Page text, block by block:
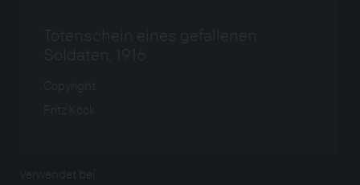
Totenschein eines gefallenen
Soldaten, 1916
Copyright
Fritz Köck
Verwendet bei